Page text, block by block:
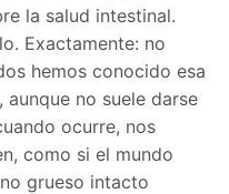
la salud intestinal.
Exactamente: no
hemos conocido esa
aunque no suele darse
ocurre, nos
como si el mundo
grueso intacto